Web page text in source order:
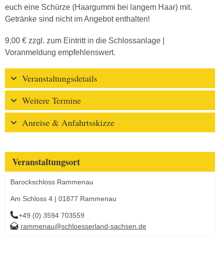
euch eine Schürze (Haargummi bei langem Haar) mit.
Getränke sind nicht im Angebot enthalten!
9,00 € zzgl. zum Eintritt in die Schlossanlage |
Voranmeldung empfehlenswert.
Veranstaltungsdetails
Weitere Termine
Anreise & Anfahrtsskizze
Veranstaltungsort
Barockschloss Rammenau
Am Schloss 4 | 01877 Rammenau
+49 (0) 3594 703559
rammenau@schloesserland-sachsen.de